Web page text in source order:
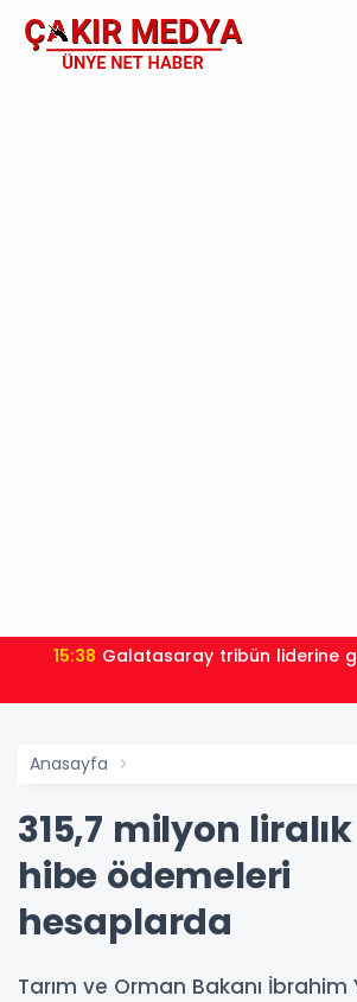
15:38 Galatasaray tribün liderine
Anasayfa
315,7 milyon liralık
hibe ödemeleri
hesaplarda
Tarım ve Orman Bakanı İbrahim